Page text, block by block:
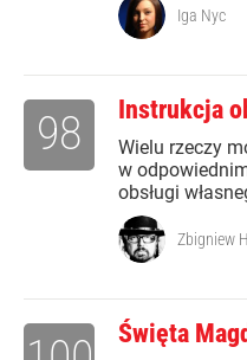
Iga Nyc
Instrukcja
Wielu rzeczy
w
obsługi
98
Zbigniew
Święta